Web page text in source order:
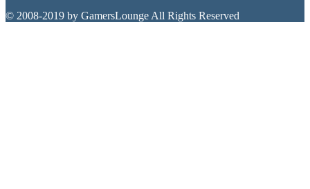
© 2008-2019 by GamersLounge All Rights Reserved